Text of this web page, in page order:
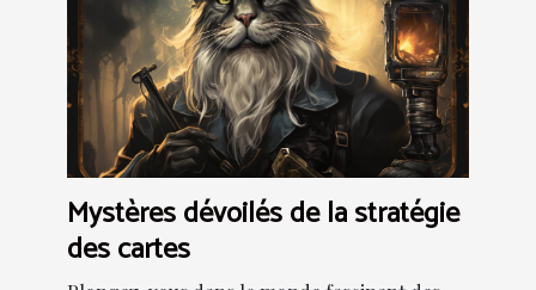
Mystères dévoilés de la stratégie
des cartes